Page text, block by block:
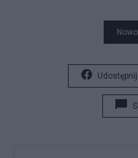
Udostępnij